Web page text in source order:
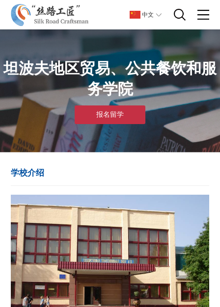
中文
坦波夫地区贸易、公共餐饮和服
务学院
报名留学
学校介绍